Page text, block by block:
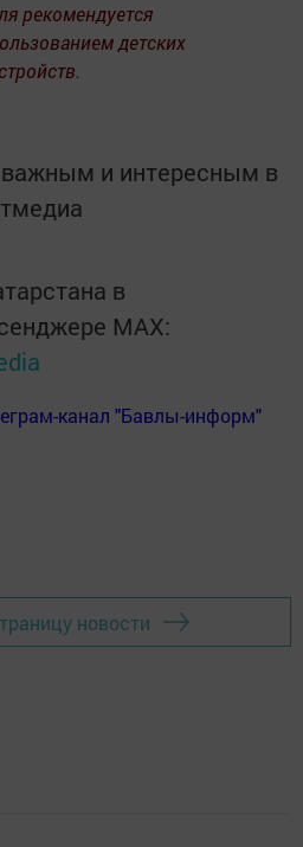
рекомендуется
детских
и интересным в
в
MАХ:
канал "Бавлы-информ"
новости